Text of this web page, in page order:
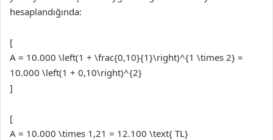
hesaplandığında:
[
A = 10.000 \left(1 + \frac{0,10}{1}\right)^{1 \times 2} =
10.000 \left(1 + 0,10\right)^{2}
]
[
A = 10.000 \times 1,21 = 12.100 \text{ TL}